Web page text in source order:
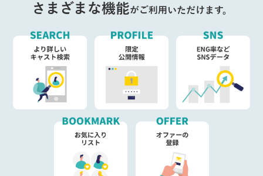
さまざまな機能がご利用いただけます。